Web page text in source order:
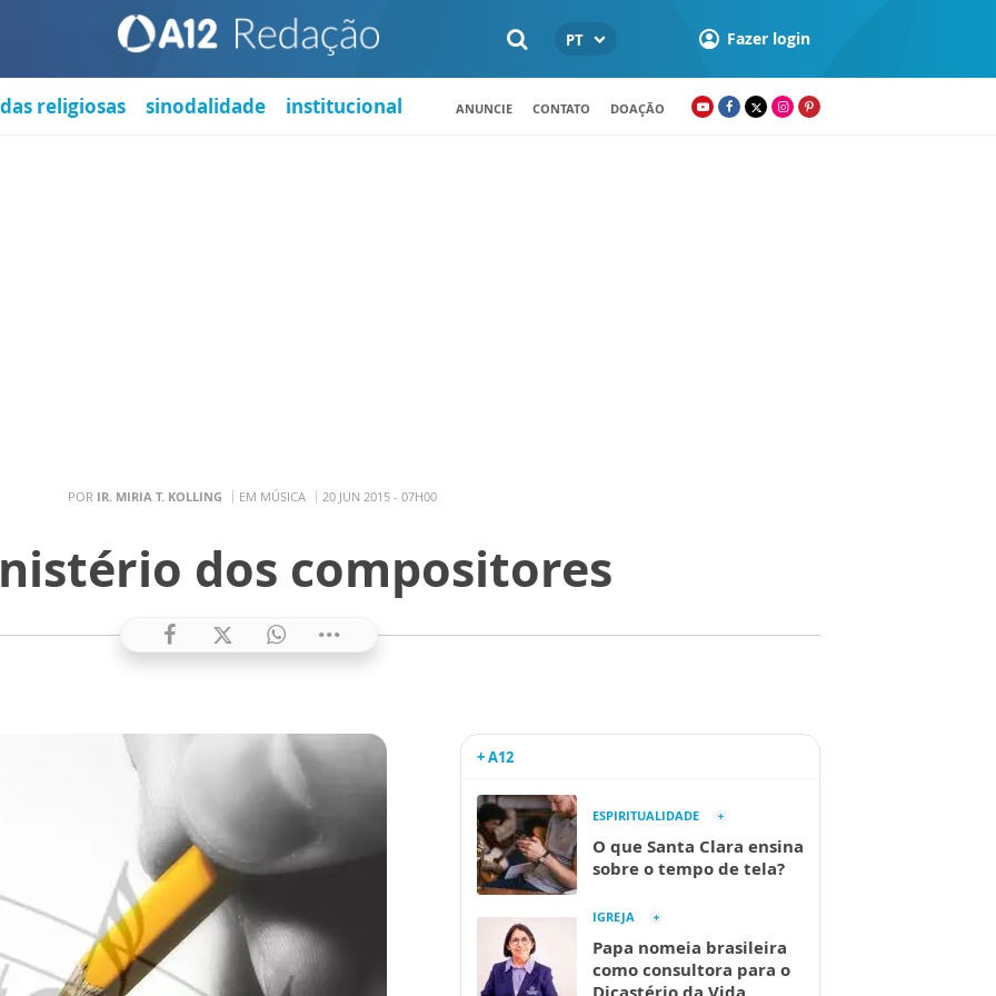
PT Fazer login
religiosas sinodalidade institucional ANUNCIE CONTATO DOAÇÃO
POR IR. MIRIA T. KOLLING EM MÚSICA 20 JUN 2015 - 07H00
dos compositores
+ A12
ESPIRITUALIDADE
O que Santa Clara ensina
sobre o tempo de tela?
IGREJA
Papa nomeia brasileira
como consultora para o
Dicastério da Vida